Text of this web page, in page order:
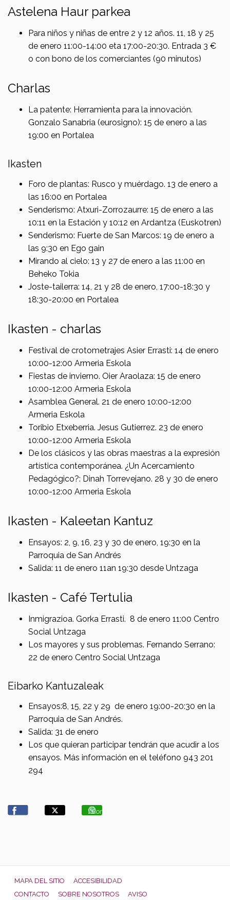
Astelena Haur parkea
Para niños y niñas de entre 2 y 12 años. 11, 18 y 25
de enero 11:00-14:00 eta 17:00-20:30. Entrada 3 €
o con bono de los comerciantes (90 minutos)
Charlas
La patente: Herramienta para la innovación.
Gonzalo Sanabria (eurosigno): 15 de enero a las
19:00 en Portalea
Ikasten
Foro de plantas: Rusco y muérdago. 13 de enero a
las 16:00 en Portalea
Senderismo: Atxuri-Zorrozaurre: 15 de enero a las
10:11 en la Estación y 10:12 en Ardantza (Euskotren)
Senderismo: Fuerte de San Marcos: 19 de enero a
las 9:30 en Ego gain
Mirando al cielo: 13 y 27 de enero a las 11:00 en
Beheko Tokia
Joste-tailerra: 14, 21 y 28 de enero, 17:00-18:30 y
18:30-20:00 en Portalea
Ikasten - charlas
Festival de crotometrajes Asier Errasti: 14 de enero
10:00-12:00 Armeria Eskola
Fiestas de invierno. Oier Araolaza: 15 de enero
10:00-12:00 Armeria Eskola
Asamblea General. 21 de enero 10:00-12:00
Armeria Eskola
Toribio Etxeberria. Jesus Gutierrez. 23 de enero
10:00-12:00 Armeria Eskola
De los clásicos y las obras maestras a la expresión
artística contemporánea. ¿Un Acercamiento
Pedagógico?: Dinah Torrevejano. 28 y 30 de enero
10:00-12:00 Armeria Eskola
Ikasten - Kaleetan Kantuz
Ensayos: 2, 9, 16, 23 y 30 de enero, 19:30 en la
Parroquia de San Andrés
Salida: 11 de enero 11an 19:30 desde Untzaga
Ikasten - Café Tertulia
Inmigrazioa. Gorka Errasti. 8 de enero 11:00 Centro
Social Untzaga
Los mayores y sus problemas. Fernando Serrano:
22 de enero Centro Social Untzaga
Eibarko Kantuzaleak
Ensayos:8, 15, 22 y 29 de enero 19:00-20:30 en la
Parroquia de San Andrés.
Salida: 31 de enero
Los que quieran participar tendrán que acudir a los
ensayos. Más información en el teléfono 943 201
294
Compartir
MAPA DEL SITIO
ACCESIBILIDAD
CONTACTO
SOBRE NOSOTROS AVISO